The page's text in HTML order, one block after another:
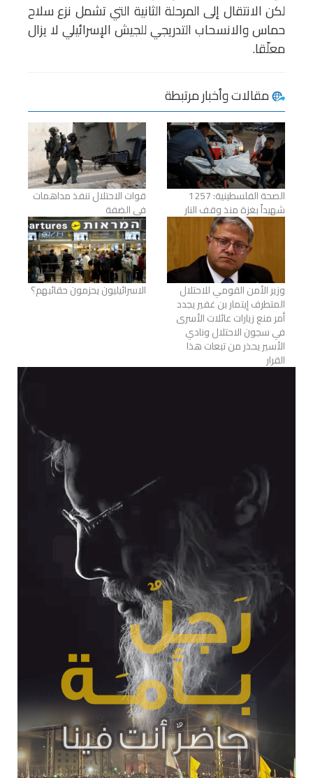
لكن الانتقال إلى المرحلة الثانية التي تشمل نزع سلاح
حماس والانسحاب التدريجي للجيش الإسرائيلي لا يزال
معلّقا.
مقالات وأخبار مرتبطة
الصحة الفلسطينية: 1257
شهيداً بغزة منذ وقف النار
قوات الاحتلال تنفذ مداهمات
في الضفة
وزير الأمن القومي للاحتلال
المتطرف إيتمار بن غفير يجدد
أمر منع زيارات عائلات الأسرى
في سجون الاحتلال ونادي
الأسير يحذر من تبعات هذا
القرار
الاسرائيليون يحزمون حقائبهم؟